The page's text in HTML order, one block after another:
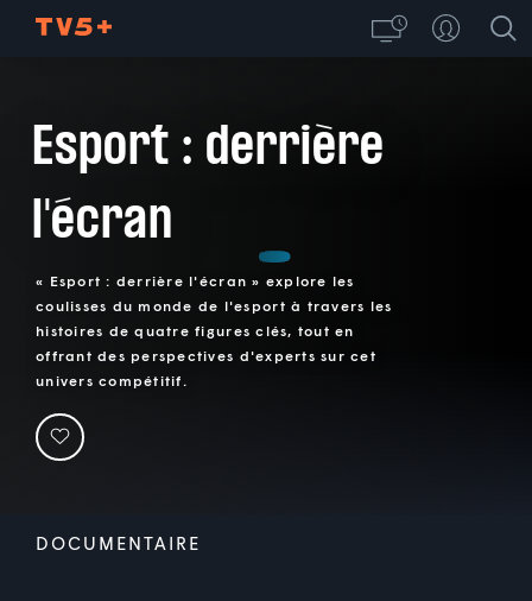
Esport : derrière
l'écran
« Esport : derrière l'écran » explore les
coulisses du monde de l'esport à travers les
histoires de quatre figures clés, tout en
offrant des perspectives d'experts sur cet
univers compétitif.
DOCUMENTAIRE